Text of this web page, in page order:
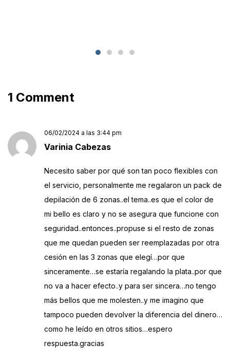
1 Comment
Varinia Cabezas
06/02/2024 a las 3:44 pm
Necesito saber por qué son tan poco flexibles con
el servicio, personalmente me regalaron un pack de
depilación de 6 zonas..el tema..es que el color de
mi bello es claro y no se asegura que funcione con
seguridad..entonces..propuse si el resto de zonas
que me quedan pueden ser reemplazadas por otra
cesión en las 3 zonas que elegí…por que
sinceramente…se estaría regalando la plata..por que
no va a hacer efecto..y para ser sincera…no tengo
más bellos que me molesten..y me imagino que
tampoco pueden devolver la diferencia del dinero…
como he leído en otros sitios…espero
respuesta.gracias